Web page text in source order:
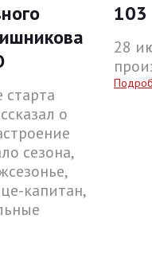
о
сезона,
капитан,
103
28